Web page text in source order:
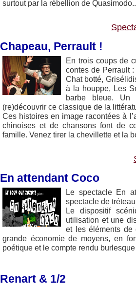
surtout par la rébellion de
Chapeau, Perrault !
En trois coups de
contes de Perrault
Chat botté,
à la houppe, Les
barbe bleue.
(re)découvrir ce classique de la
Ces histoires en image racontées à
chinoises et de chansons font de
famille. Venez tirer la chevillette et la
En attendant Coco
Le spectacle En
spectacle de
Le dispositif
utilisation et une
et les éléments de
grande économie de moyens, en
poétique et le compte rendu
Renart & 1/2